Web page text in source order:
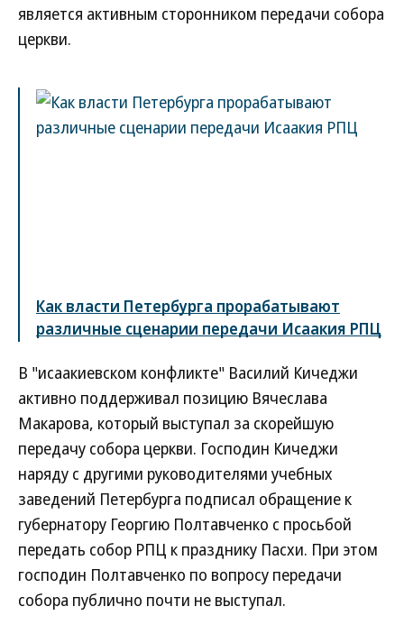
является активным сторонником передачи собора
церкви.
Как власти Петербурга прорабатывают
различные сценарии передачи Исаакия РПЦ
В "исаакиевском конфликте" Василий Кичеджи
активно поддерживал позицию Вячеслава
Макарова, который выступал за скорейшую
передачу собора церкви. Господин Кичеджи
наряду с другими руководителями учебных
заведений Петербурга подписал обращение к
губернатору Георгию Полтавченко с просьбой
передать собор РПЦ к празднику Пасхи. При этом
господин Полтавченко по вопросу передачи
собора публично почти не выступал.